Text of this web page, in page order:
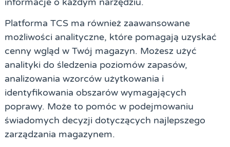
Platforma TCS ma również zaawansowane
możliwości analityczne, które pomagają uzyskać
cenny wgląd w Twój magazyn. Możesz użyć
analityki do śledzenia poziomów zapasów,
analizowania wzorców użytkowania i
identyfikowania obszarów wymagających
poprawy. Może to pomóc w podejmowaniu
świadomych decyzji dotyczących najlepszego
zarządzania magazynem.